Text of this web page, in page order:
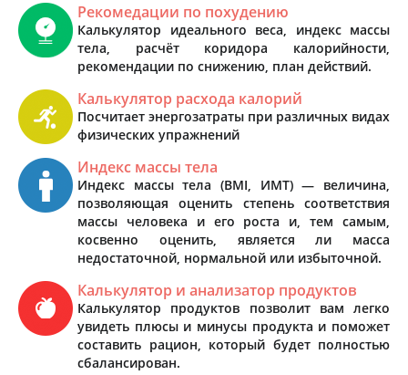
Рекомедации по похудению
Калькулятор идеального веса, индекс массы
тела, расчёт коридора калорийности,
рекомендации по снижению, план действий.
Калькулятор расхода калорий
Посчитает энергозатраты при различных видах
физических упражнений
Индекс массы тела
Индекс массы тела (BMI, ИМТ) — величина,
позволяющая оценить степень соответствия
массы человека и его роста и, тем самым,
косвенно оценить, является ли масса
недостаточной, нормальной или избыточной.
Калькулятор и анализатор продуктов
Калькулятор продуктов позволит вам легко
увидеть плюсы и минусы продукта и поможет
составить рацион, который будет полностью
сбалансирован.